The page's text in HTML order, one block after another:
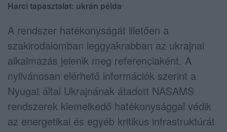
Harci tapasztalat: ukrán példa
A rendszer hatékonyságát illetően a
szakirodalomban leggyakrabban az ukrajnai
alkalmazás jelenik meg referenciaként. A
nyilvánosan elérhető információk szerint a
Nyugat által Ukrajnának átadott NASAMS
rendszerek kiemelkedő hatékonysággal védik
az energetikai és egyéb kritikus infrastruktúrát